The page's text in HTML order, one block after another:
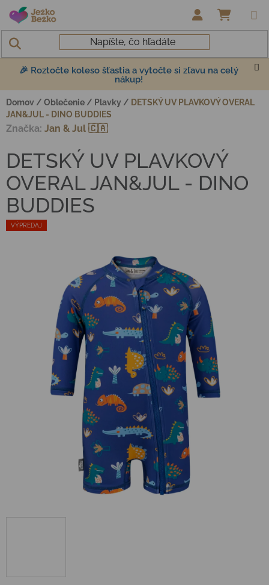
Prejsť na obsah
🎉 Roztočte koleso šťastia a vytočte si zľavu na celý
nákup!
Domov / Oblečenie / Plavky / DETSKÝ UV PLAVKOVÝ OVERAL
JAN&JUL - DINO BUDDIES
VÝPREDAJ
DETSKÝ UV PLAVKOVÝ
OVERAL JAN&JUL - DINO
BUDDIES
Značka: Jan & Jul 🇨🇦